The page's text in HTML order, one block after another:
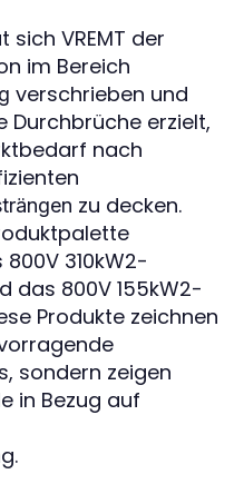
VREMT der
im Bereich
verschrieben und
Durchbrüche erzielt,
nach
zu decken.
310kW2-
das 800V 155kW2-
Produkte zeichnen
sondern zeigen
in Bezug auf